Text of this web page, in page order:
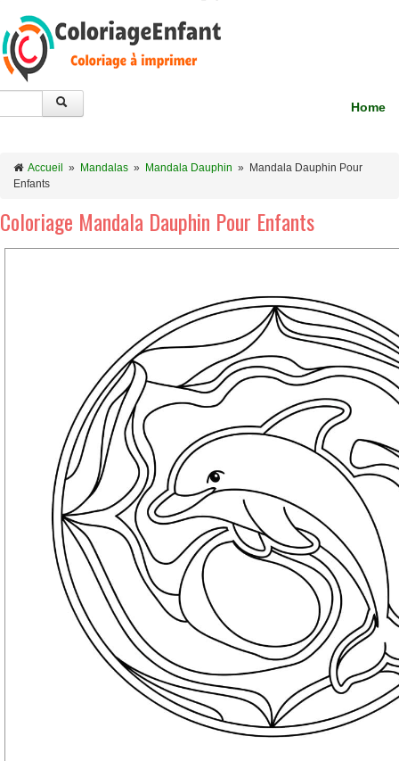
Home
Accueil » Mandalas » Mandala Dauphin »
Mandala Dauphin Pour
Enfants
Coloriage Mandala Dauphin Pour Enfants